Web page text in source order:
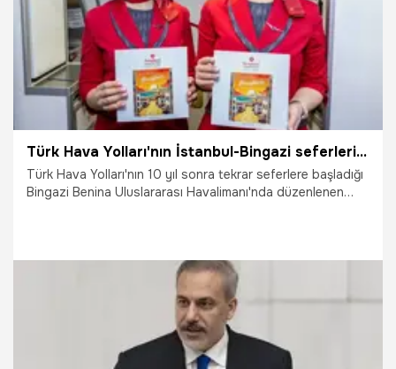
Türk Hava Yolları'nın İstanbul-Bingazi seferleri 10 yıl sonra tekrar başladı
Türk Hava Yolları'nın 10 yıl sonra tekrar seferlere başladığı
Bingazi Benina Uluslararası Havalimanı'nda düzenlenen
Önümüzdeki dönemde de hem frekans sayılarımızı hem de
uçtuğumuz nokta sayısını artıracağız" dedi.